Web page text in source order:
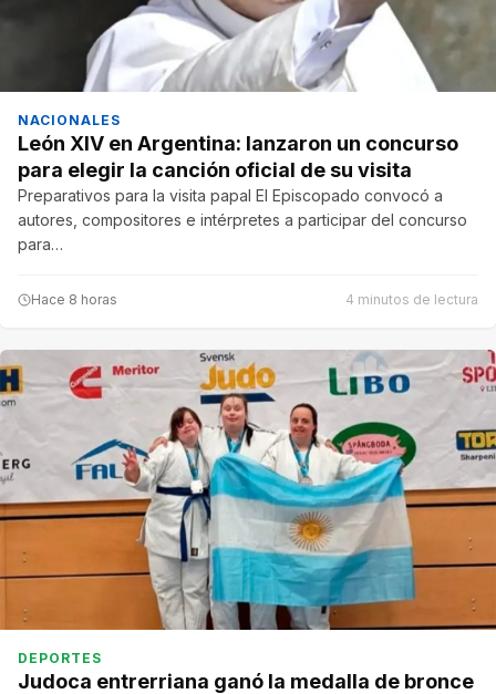
NACIONALES
León XIV en Argentina: lanzaron un concurso
para elegir la canción oficial de su visita
Preparativos para la visita papal El Episcopado convocó a
autores, compositores e intérpretes a participar del concurso
para…
Hace 8 horas 4 minutos de lectura
DEPORTES
Judoca entrerriana ganó la medalla de bronce